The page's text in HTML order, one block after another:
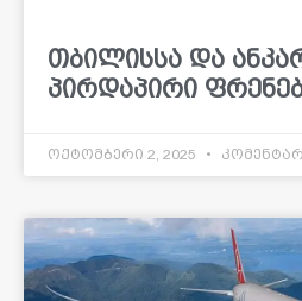
თბილისსა და
პირდაპირი
ოქტომბერი 2, 2025